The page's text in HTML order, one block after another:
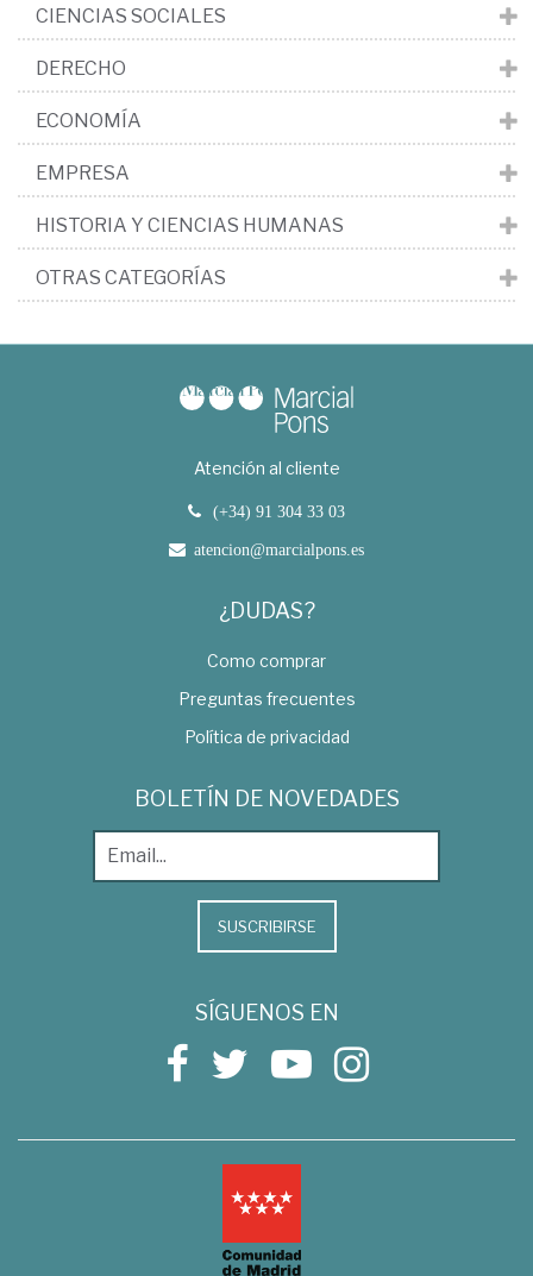
CIENCIAS SOCIALES
DERECHO
ECONOMÍA
EMPRESA
HISTORIA Y CIENCIAS HUMANAS
OTRAS CATEGORÍAS
Atención al cliente
(+34) 91 304 33 03
atencion@marcialpons.es
¿DUDAS?
Como comprar
Preguntas frecuentes
Política de privacidad
BOLETÍN DE NOVEDADES
SUSCRIBIRSE
SÍGUENOS EN